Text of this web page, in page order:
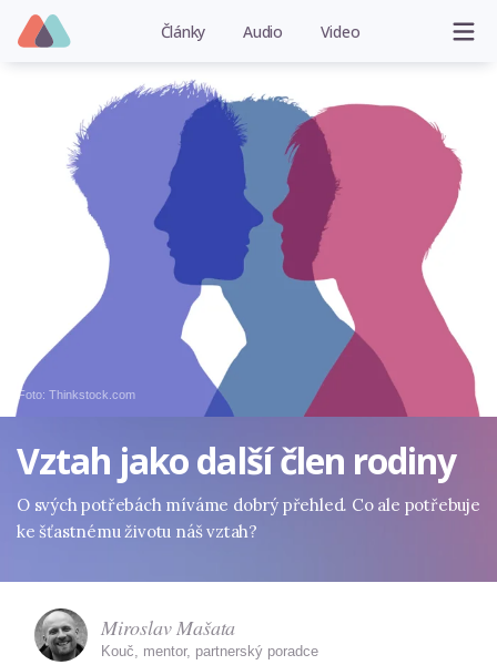
Články Audio Video
Foto: Thinkstock.com
Vztah jako další člen rodiny
O svých potřebách míváme dobrý přehled. Co ale potřebuje
ke šťastnému životu náš vztah?
Miroslav Mašata
Kouč, mentor, partnerský poradce